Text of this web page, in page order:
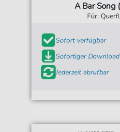
A Bar Song
Für:
Sofort verfügbar
Sofortiger Download
Jederzeit abrufbar